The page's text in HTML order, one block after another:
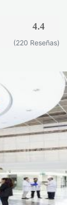
4.4
(220 Reseñas)